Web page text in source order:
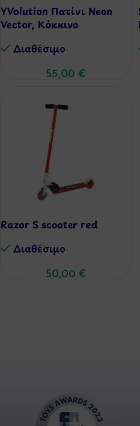
YVolution Πατίνι Neon
Vector, Κόκκινο
Διαθέσιμo
55,00 €
Razor S scooter red
Διαθέσιμo
50,00 €